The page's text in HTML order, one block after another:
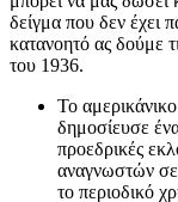
δείγμα που δεν έχει
κατανοητό ας δούμε
του 1936.
Το
δημοσίευσε
προεδρικές
αναγνωστών
το περιοδικό